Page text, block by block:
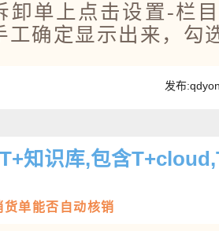
卸单上点击设置-栏
工确定显示出来，勾
发布
知识库,包含
单能否自动核销